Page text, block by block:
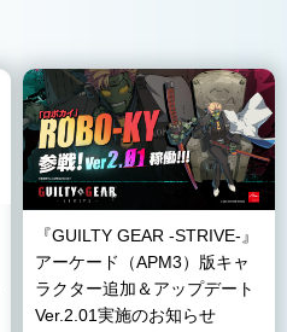
『GUILTY GEAR -STRIVE-』
アーケード（APM3）版キャ
ラクター追加＆アップデート
Ver.2.01実施のお知らせ